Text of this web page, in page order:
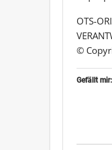
OTS-
©
Gefällt mir: